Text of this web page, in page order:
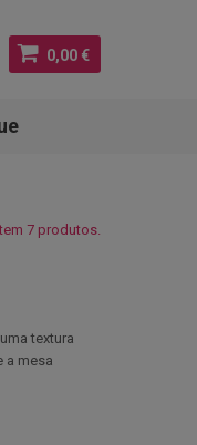
0,00 €
7 produtos.
textura
a mesa